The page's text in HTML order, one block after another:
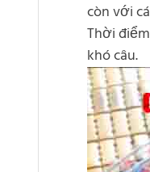
còn với
Thời
khó câu.